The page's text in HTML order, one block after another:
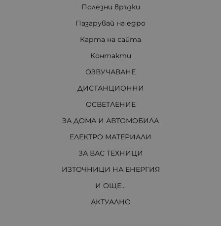
Полезни връзки
Пазарувай на едро
Карта на сайта
Контакти
ОЗВУЧАВАНЕ
ДИСТАНЦИОННИ
ОСВЕТЛЕНИЕ
ЗА ДОМА И АВТОМОБИЛА
ЕЛЕКТРО МАТЕРИАЛИ
ЗА ВАС ТЕХНИЦИ
ИЗТОЧНИЦИ НА ЕНЕРГИЯ
И ОЩЕ...
АКТУАЛНО